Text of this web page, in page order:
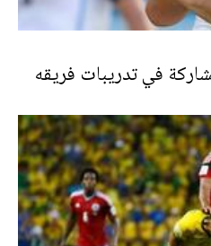
في تدريبات فريقه